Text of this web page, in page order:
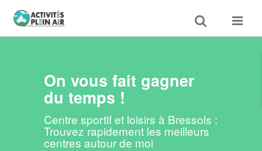
Toggle
search
Toggle
On vous fait gagner
du temps !
Centre sportif et loisirs à Bressols :
Trouvez rapidement les meilleurs
centres autour de moi